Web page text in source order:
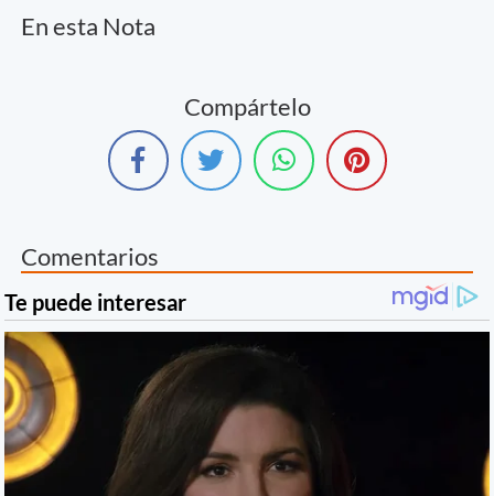
En esta Nota
Compártelo
Comentarios